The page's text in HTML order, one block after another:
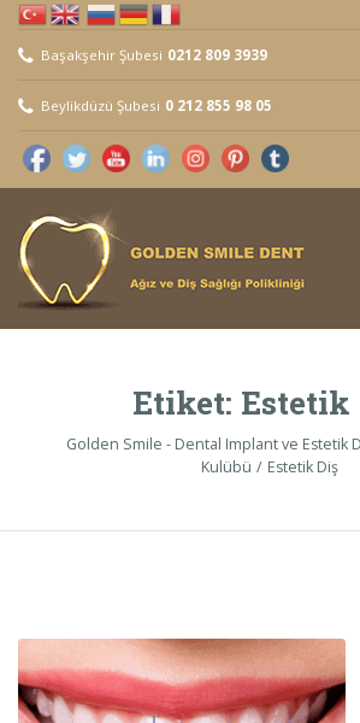
Başakşehir Şubesi 0212 809 3939
Beylikdüzü Şubesi 0 212 855 98 05
Etiket: Estetik
Golden Smile - Dental Implant ve Estetik
Kulübü
Estetik Diş